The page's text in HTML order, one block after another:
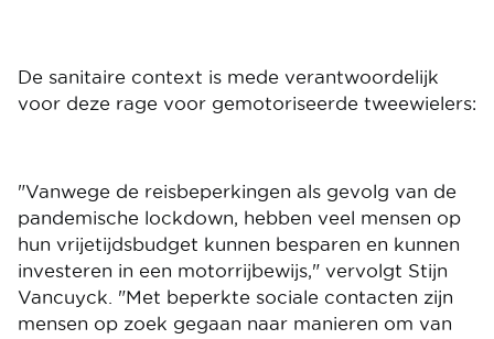
De sanitaire context is mede verantwoordelijk
voor deze rage voor gemotoriseerde tweewielers:
"Vanwege de reisbeperkingen als gevolg van de
pandemische lockdown, hebben veel mensen op
hun vrijetijdsbudget kunnen besparen en kunnen
investeren in een motorrijbewijs," vervolgt Stijn
Vancuyck. "Met beperkte sociale contacten zijn
mensen op zoek gegaan naar manieren om van